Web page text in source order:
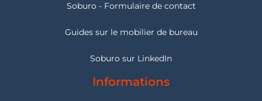
contours arrondis.
Ces différents éléments peuvent être utilisés seuls
de participants et la configuration recherchée.
Soburo - Formulaire de contact
Guides sur le mobilier de bureau
Soburo sur LinkedIn
Informations